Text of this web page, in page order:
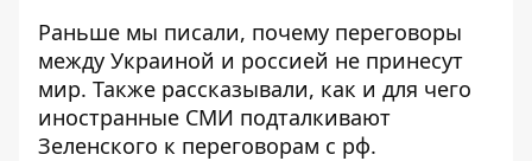
Раньше мы писали, почему переговоры
между Украиной и россией не принесут
мир. Также рассказывали, как и для чего
иностранные СМИ подталкивают
Зеленского к переговорам с рф.